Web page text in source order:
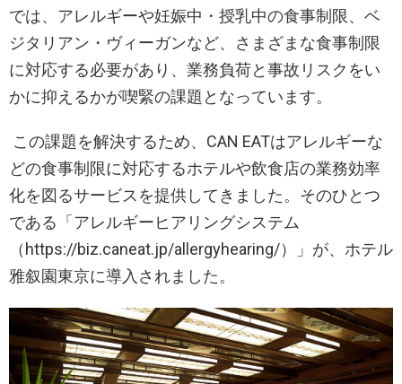
では、アレルギーや妊娠中・授乳中の食事制限、ベ
ジタリアン・ヴィーガンなど、さまざまな食事制限
に対応する必要があり、業務負荷と事故リスクをい
かに抑えるかが喫緊の課題となっています。
この課題を解決するため、CAN EATはアレルギーな
どの食事制限に対応するホテルや飲食店の業務効率
化を図るサービスを提供してきました。そのひとつ
である「アレルギーヒアリングシステム
（https://biz.caneat.jp/allergyhearing/）」が、ホテル
雅叙園東京に導入されました。